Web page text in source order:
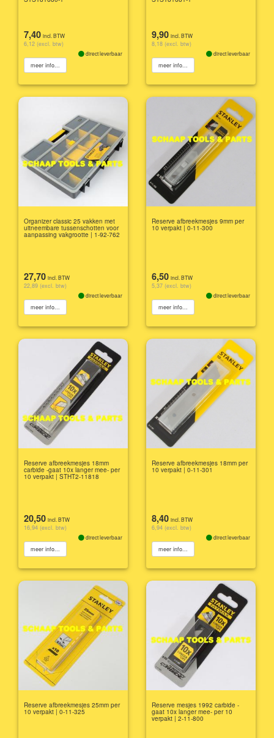
7,40 incl. BTW
6,12 (excl. btw)
direct leverbaar
meer info...
9,90 incl. BTW
8,18 (excl. btw)
direct leverbaar
meer info...
Organizer classic 25 vakken met
uitneembare tussenschotten voor
aanpassing vakgrootte | 1-92-762
27,70 incl. BTW
22,89 (excl. btw)
direct leverbaar
meer info...
Reserve afbreekmesjes 9mm per
10 verpakt | 0-11-300
6,50 incl. BTW
5,37 (excl. btw)
direct leverbaar
meer info...
Reserve afbreekmesjes 18mm
carbide -gaat 10x langer mee- per
10 verpakt | STHT2-11818
20,50 incl. BTW
16,94 (excl. btw)
direct leverbaar
meer info...
Reserve afbreekmesjes 18mm per
10 verpakt | 0-11-301
8,40 incl. BTW
6,94 (excl. btw)
direct leverbaar
meer info...
Reserve afbreekmesjes 25mm per
10 verpakt | 0-11-325
Reserve mesjes 1992 carbide -
gaat 10x langer mee- per 10
verpakt | 2-11-800